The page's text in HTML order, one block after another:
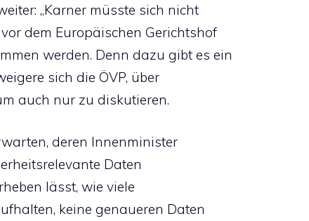
„Karner müsste sich nicht
dem Europäischen Gerichtshof
werden. Denn dazu gibt es ein
sich die ÖVP, über
auch nur zu diskutieren.
deren Innenminister
Daten
lässt, wie viele
keine genaueren Daten